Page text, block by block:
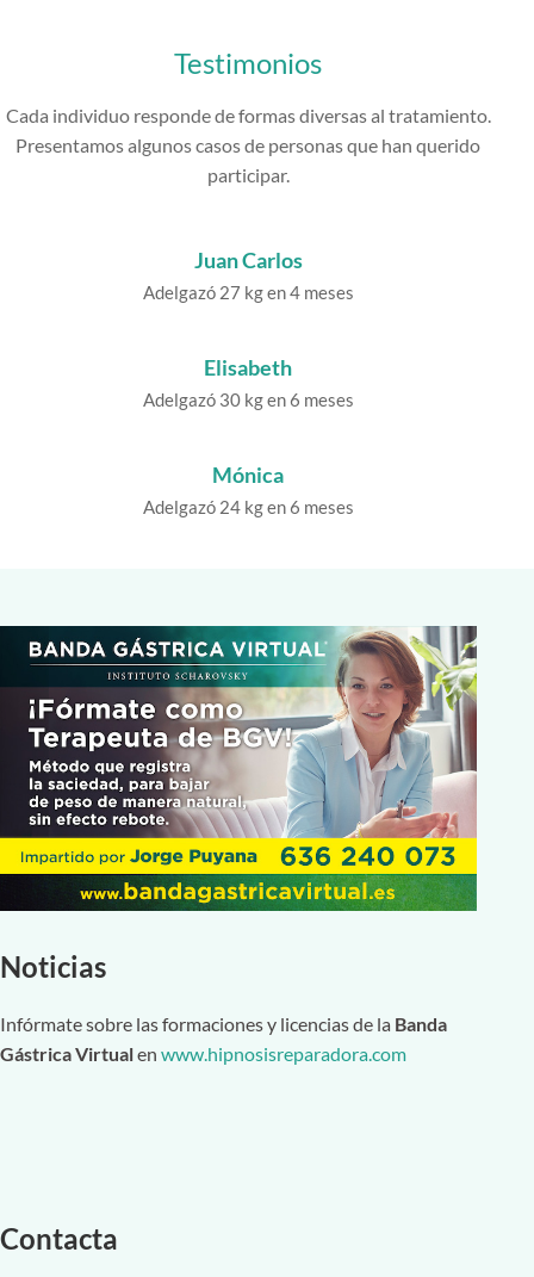
Testimonios
Cada individuo responde de formas diversas al tratamiento.
Presentamos algunos casos de personas que han querido
participar.
Juan Carlos
Adelgazó 27 kg en 4 meses
Elisabeth
Adelgazó 30 kg en 6 meses
Mónica
Adelgazó 24 kg en 6 meses
Noticias
Infórmate sobre las formaciones y licencias de la Banda
Gástrica Virtualen www.hipnosisreparadora.com
Contacta